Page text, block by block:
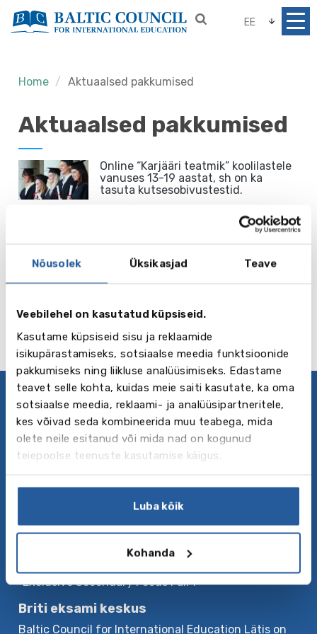
Nõusolek Üksikasjad Teave
Veebilehel on kasutatud küpsiseid.
Kasutame küpsiseid sisu ja reklaamide
isikupärastamiseks, sotsiaalse meedia funktsioonide
pakkumiseks ning liikluse analüüsimiseks. Edastame
teavet selle kohta, kuidas meie saiti kasutate, ka oma
sotsiaalse meedia, reklaami- ja analüüsipartneritele,
kes võivad seda kombineerida muu teabega, mida
olete neile esitanud või mida nad on kogunud
teiepoolse teenuste kasutamise käigus.
Luba kõik
Kohanda
EE
Home Aktuaalsed pakkumised
Aktuaalsed pakkumised
Online “Karjääri teatmik” koolilastele
vanuses 13-19 aastat, sh on ka
tasuta kutsesobivustestid.
Ettevalmistus IELTS’i ja Cambridge’i
testideks Suurbritannias.
Privaatsuspoliitika
jälgige meid
välisõppe nõustaja – keelekursused, suvelaagrid,
kesk-, kutse- ning kõrgharidus. Baltic Council
korraldab Baltimaade suurimaid välisriigi hariduse
“Exclusive Secondary Focus Fair”.
Briti eksami keskus
Baltic Council for International Education Lätis on